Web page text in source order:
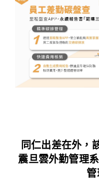
同仁出差在外，
震旦雲外勤管理
管